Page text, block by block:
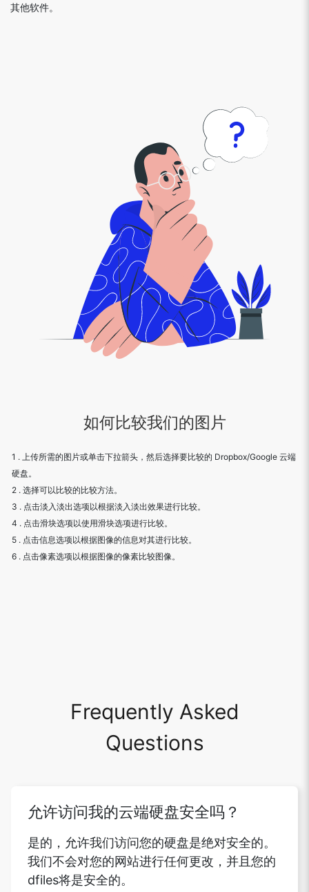
其他软件。
如何比较我们的图片
1 . 上传所需的图片或单击下拉箭头，然后选择要比较的 Dropbox/Google 云端
硬盘。
2 . 选择可以比较的比较方法。
3 . 点击淡入淡出选项以根据淡入淡出效果进行比较。
4 . 点击滑块选项以使用滑块选项进行比较。
5 . 点击信息选项以根据图像的信息对其进行比较。
6 . 点击像素选项以根据图像的像素比较图像。
Frequently Asked
Questions
允许访问我的云端硬盘安全吗？
是的，允许我们访问您的硬盘是绝对安全的。
我们不会对您的网站进行任何更改，并且您的
dfiles将是安全的。